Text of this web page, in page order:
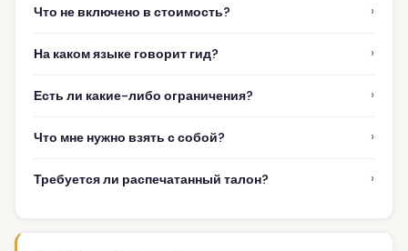
Что не включено в стоимость? ›
На каком языке говорит гид? ›
Есть ли какие-либо ограничения? ›
Что мне нужно взять с собой? ›
Требуется ли распечатанный талон? ›